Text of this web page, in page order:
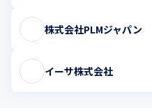
株式会社PLMジャパン
イーサ株式会社